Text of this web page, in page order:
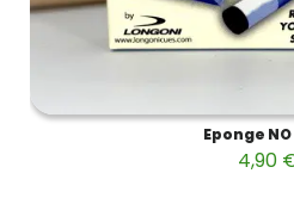
Eponge NO
4,90